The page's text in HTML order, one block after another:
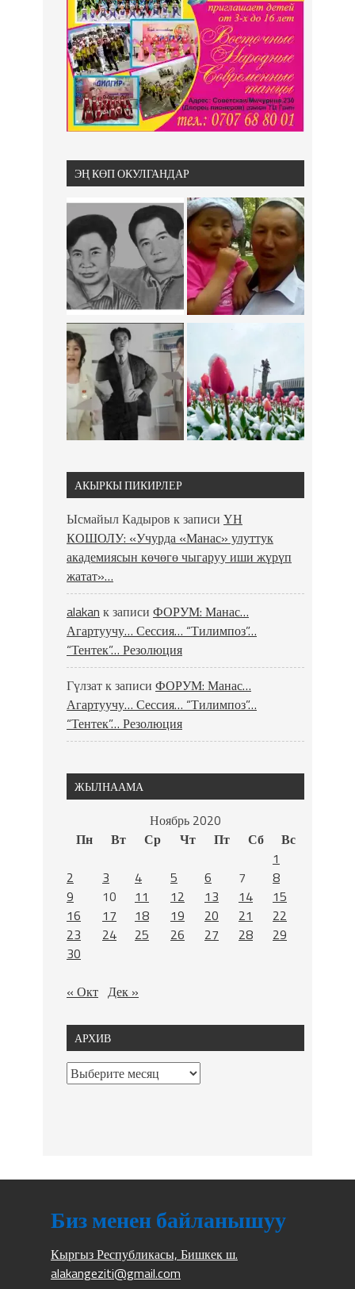
ЭҢ КӨП ОКУЛГАНДАР
АКЫРКЫ ПИКИРЛЕР
Ысмайыл Кадыров к записи ҮН
КОШОЛУ: «Учурда «Манас» улуттук
академиясын көчөгө чыгаруу иши жүрүп
жатат»…
alakan к записи ФОРУМ: Манас…
Агартуучу… Сессия… “Тилимпоз”…
“Тентек”… Резолюция
Гүлзатк записи ФОРУМ: Манас…
Агартуучу… Сессия… “Тилимпоз”…
“Тентек”… Резолюция
ЖЫЛНААМА
Ноябрь 2020
Пн
Вт Ср Чт Пт Сб
Вс
1
2
3 4 5 6 7
8
9
10 11 12 13 14
15
16
17 18 19 20 21
22
23
24 25 26 27 28
29
30
« Окт Дек »
АРХИВ
Биз менен байланышуу
Кыргыз Республикасы, Бишкек ш.
alakangeziti@gmail.com